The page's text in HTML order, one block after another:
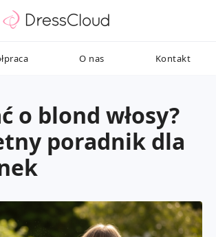
O nas Kontakt
o blond włosy?
poradnik dla